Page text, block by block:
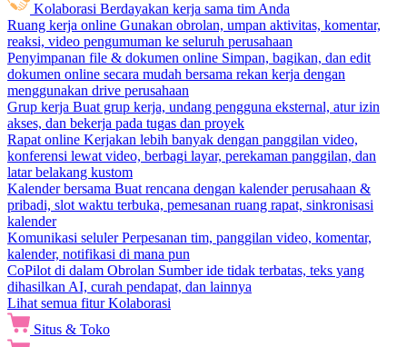
Kolaborasi Berdayakan kerja sama tim Anda
Ruang kerja online Gunakan obrolan, umpan aktivitas, komentar,
reaksi, video pengumuman ke seluruh perusahaan
Penyimpanan file & dokumen online Simpan, bagikan, dan edit
dokumen online secara mudah bersama rekan kerja dengan
menggunakan drive perusahaan
Grup kerja Buat grup kerja, undang pengguna eksternal, atur izin
akses, dan bekerja pada tugas dan proyek
Rapat online Kerjakan lebih banyak dengan panggilan video,
konferensi lewat video, berbagi layar, perekaman panggilan, dan
latar belakang kustom
Kalender bersama Buat rencana dengan kalender perusahaan &
pribadi, slot waktu terbuka, pemesanan ruang rapat, sinkronisasi
kalender
Komunikasi seluler Perpesanan tim, panggilan video, komentar,
kalender, notifikasi di mana pun
CoPilot di dalam Obrolan Sumber ide tidak terbatas, teks yang
dihasilkan AI, curah pendapat, dan lainnya
Lihat semua fitur Kolaborasi
Situs & Toko